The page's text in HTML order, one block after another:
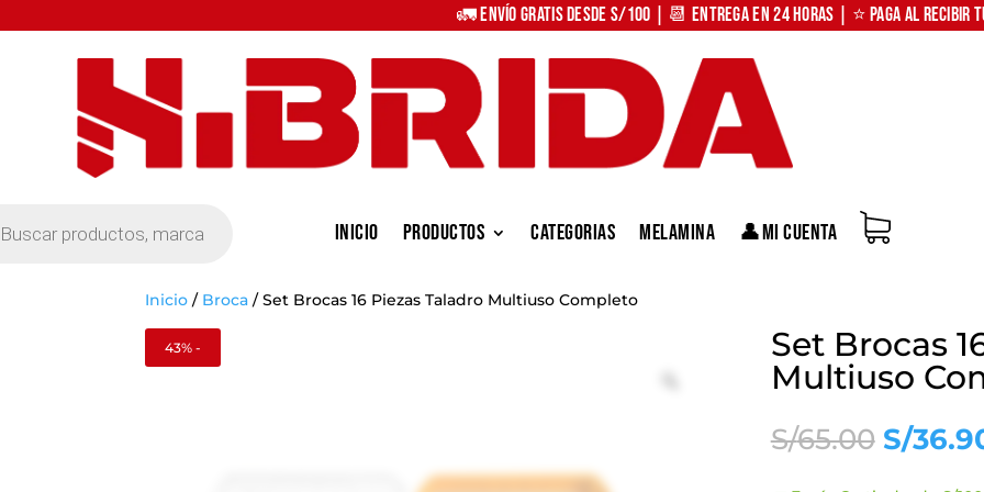
🚛 Envío Gratis desde S/100 | 📆 Entrega en 24 horas | ⭐ Paga al recibir
Inicio Productos Categorias Melamina 👤Mi Cuenta
Inicio / Broca /Set Brocas 16 Piezas Taladro Multiuso Completo
43% -
Set Brocas
Multiuso
S/65.00 El
precio
S/